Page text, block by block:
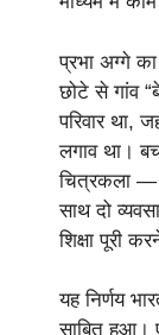
प्रभा अग्गे
छोटे से गांव
परिवार था,
लगाव था।
चित्रकला —
साथ दो
शिक्षा पूरी
यह निर्णय
साबित हुआ।